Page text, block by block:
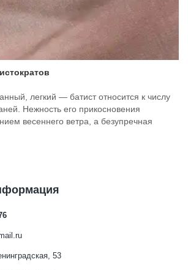
легкий — батист относится к числу
Нежность его прикосновения
весеннего ветра, а безупречная
53